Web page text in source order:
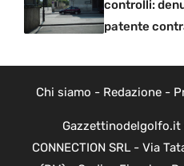
controlli:
patente
Chi siamo - Redazione-
Gazzettinodelgolfo.it
CONNECTION SRL - Via